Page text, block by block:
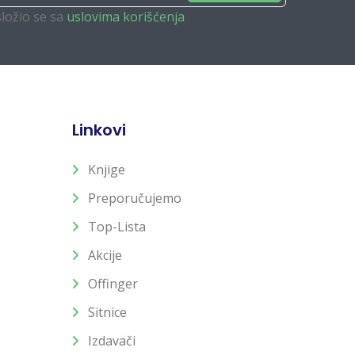
se sa uslovima korišćenja
Linkovi
Knjige
Preporučujemo
Top-Lista
Akcije
Offinger
Sitnice
Izdavači